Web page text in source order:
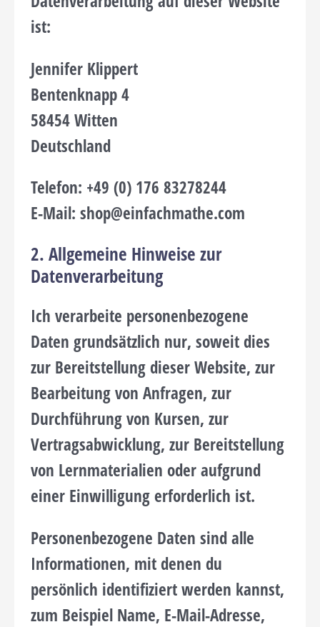
ist:
Jennifer Klippert
Bentenknapp 4
58454 Witten
Deutschland
Telefon: +49 (0) 176 83278244
E-Mail: shop@einfachmathe.com
2. Allgemeine Hinweise zur
Datenverarbeitung
Ich verarbeite personenbezogene
Daten grundsätzlich nur, soweit dies
zur Bereitstellung dieser Website, zur
Bearbeitung von Anfragen, zur
Durchführung von Kursen, zur
Vertragsabwicklung, zur Bereitstellung
von Lernmaterialien oder aufgrund
einer Einwilligung erforderlich ist.
Personenbezogene Daten sind alle
Informationen, mit denen du
persönlich identifiziert werden kannst,
zum Beispiel Name, E-Mail-Adresse,